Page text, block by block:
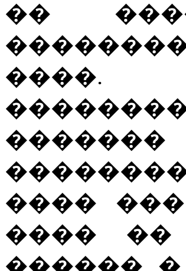
��
����.
����
����
������. �